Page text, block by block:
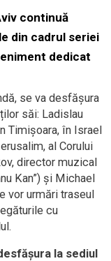
continuă
din cadrul seriei
dedicat
se va desfășura
săi: Ladislau
Timișoara, în Israel
al Corului
director muzical
Kan”) și Michael
vor urmări traseul
cu
la sediul